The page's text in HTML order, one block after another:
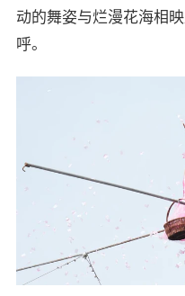
动的舞姿与烂漫花海相
呼。